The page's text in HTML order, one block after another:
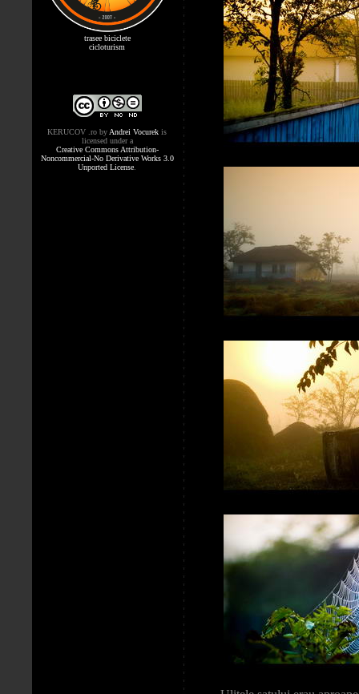
trasee biciclete
cicloturism
KERUCOV .ro by Andrei Vocurek is
licensed under a
Creative Commons Attribution-
Noncommercial-No Derivative Works 3.0
Unported License